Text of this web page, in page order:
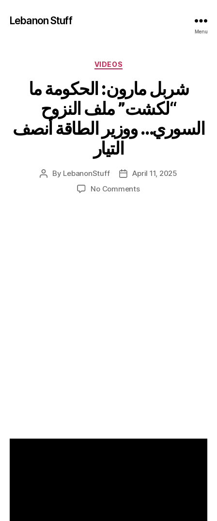
Lebanon Stuff
Menu
Categories
VIDEOS
شربل مارون: الحكومة ما
“لكشت” ملف النزوح
السوري… ووزير الطاقة أنصف
التيار
Post
By LebanonStuff
PostApril 11, 2025
No Commentson